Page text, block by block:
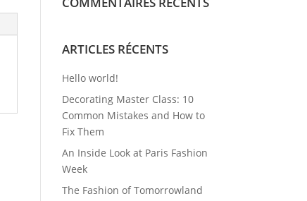
ARTICLES RÉCENTS
Hello world!
Decorating Master Class: 10
Common Mistakes and How to
Fix Them
An Inside Look at Paris Fashion
Week
The Fashion of Tomorrowland